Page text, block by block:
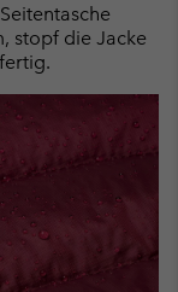
stopf die Jacke